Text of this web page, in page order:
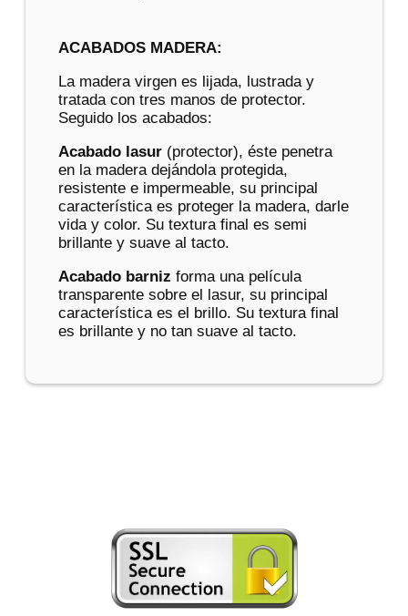
ACABADOS MADERA:
La madera virgen es lijada, lustrada y
tratada con tres manos de protector.
Seguido los acabados:
Acabado lasur(protector), éste penetra
en la madera dejándola protegida,
resistente e impermeable, su principal
característica es proteger la madera, darle
vida y color. Su textura final es semi
brillante y suave al tacto.
Acabado barniz forma una película
transparente sobre el lasur, su principal
característica es el brillo. Su textura final
es brillante y no tan suave al tacto.